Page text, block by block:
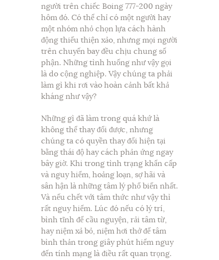
người trên chiếc Boing 777-200 ngày
hôm đó. Có thể chỉ có một người hay
một nhóm nhỏ chọn lựa cách hành
động thiếu thiện xảo, nhưng mọi người
trên chuyến bay đều chịu chung số
phận. Những tình huống như vậy gọi
là do cộng nghiệp. Vậy chúng ta phải
làm gì khi rơi vào hoàn cảnh bất khả
kháng như vậy?
Những gì đã làm trong quá khứ là
không thể thay đổi được, nhưng
chúng ta có quyền thay đổi hiện tại
bằng thái độ hay cách phản ứng ngay
bây giờ. Khi trong tình trạng khẩn cấp
và nguy hiểm, hoảng loạn, sợ hãi và
sân hận là những tâm lý phổ biến nhất.
Và nếu chết với tâm thức như vậy thì
rất nguy hiểm. Lúc đó nếu có lý trí,
bình tĩnh để cầu nguyện, rải tâm từ,
hay niệm xả bỏ, niệm hơi thở để tâm
bình thản trong giây phút hiểm nguy
đến tính mạng là điều rất quan trọng.